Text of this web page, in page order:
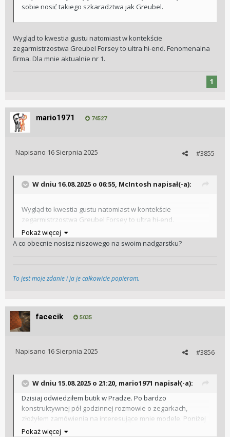
sobie nosić takiego szkaradztwa jak Greubel.
Wygląd to kwestia gustu natomiast w kontekście
zegarmistrzostwa Greubel Forsey to ultra hi-end. Fenomenalna
firma. Dla mnie aktualnie nr 1.
1
mario1971 74527
#3855
Napisano 16 Sierpnia 2025
W dniu 16.08.2025 o 06:55, McIntosh napisał(-a):
Wygląd to kwestia gustu natomiast w kontekście
zegarmistrzostwa Greubel Forsey to ultra hi-end.
Fenomenalna firma. Dla mnie aktualnie nr 1.
Pokaż więcej
A co obecnie nosisz niszowego na swoim nadgarstku?
To jest moje zdanie i ja je całkowicie popieram.
facecik 5035
#3856
Napisano 16 Sierpnia 2025
W dniu 15.08.2025 o 21:20, mario1971 napisał(-a):
Dzisiaj odwiedziłem butik w Pradze. Po bardzo
konstruktywnej pół godzinnej rozmowie o zegarkach,
złożyłem zamówienia na interesujące mnie modele. Poniżej
foto z przymiarek.
Pokaż więcej